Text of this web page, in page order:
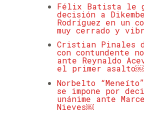
Félix Batista le
decisión a
Rodríguez en un
muy cerrado y
Cristian Pinales
con contundente
ante Reynaldo
el primer asalto￼
Norbelto
se impone por
unánime ante
Nieves￼